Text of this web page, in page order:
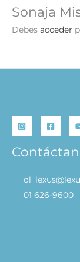
Sonaja
Debes acceder
01 626-9600